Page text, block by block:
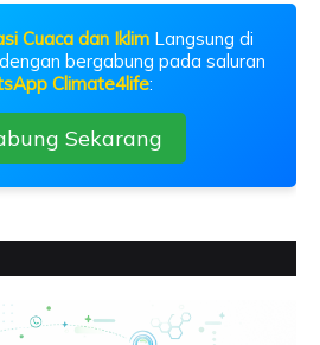
Cuaca dan Iklim Langsung di
bergabung pada saluran
Climate4life:
Sekarang